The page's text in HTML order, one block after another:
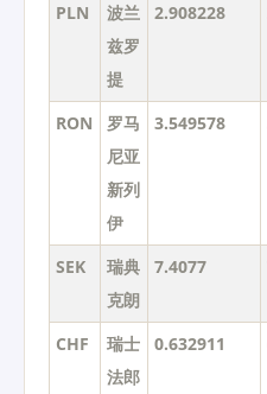
PLN
波兰
兹罗
提
2.908228
RON
罗马
尼亚
新列
伊
3.549578
SEK
瑞典
克朗
7.4077
CHF
瑞士
法郎
0.632911